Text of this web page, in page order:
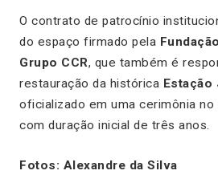
O contrato de patrocínio
do espaço firmado pela
Grupo CCR, que também é
restauração da histórica Estação
oficializado em uma cerimônia
com duração inicial de três anos.
Fotos: Alexandre da Silva